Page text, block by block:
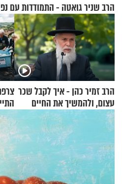
הרב שניר גואטה - התמודדות עם
הרב זמיר כהן - איך לקבל שכר
עצום, ולהמשיך את החיים
כרגיל?